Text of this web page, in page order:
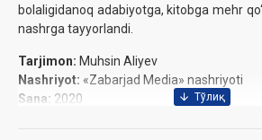
bolaligidanoq adabiyotga, kitobga mehr
nashrga tayyorlandi.
Tarjimon: Muhsin Aliyev
Nashriyot: «Zabarjad Media» nashriyoti
Sana: 2020